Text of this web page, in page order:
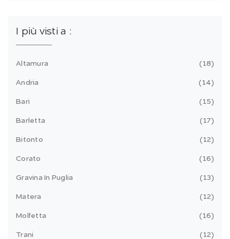
I più visti a :
Altamura 18
Andria 14
Bari 15
Barletta 17
Bitonto 12
Corato 16
Gravina In Puglia 13
Matera 12
Molfetta 16
Trani 12